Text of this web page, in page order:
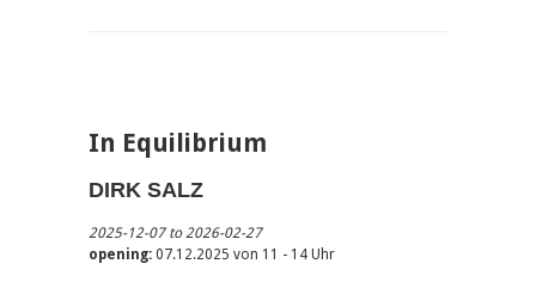
In Equilibrium
DIRK SALZ
2025-12-07 to 2026-02-27
opening: 07.12.2025 von 11 - 14 Uhr